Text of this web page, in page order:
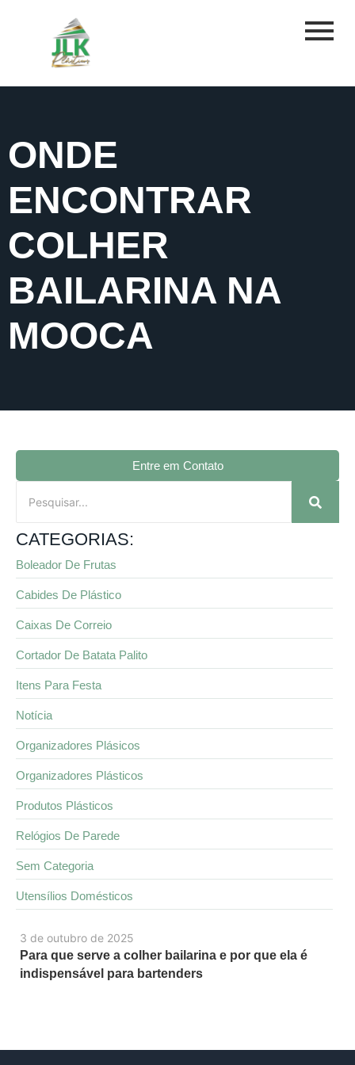
ONDE
ENCONTRAR
COLHER
BAILARINA NA
MOOCA
3 de outubro de 2025
Para que serve a colher bailarina e por que ela é
indispensável para bartenders
Entre em Contato
CATEGORIAS:
Boleador De Frutas
Cabides De Plástico
Caixas De Correio
Cortador De Batata Palito
Itens Para Festa
Notícia
Organizadores Plásicos
Organizadores Plásticos
Produtos Plásticos
Relógios De Parede
Sem Categoria
Utensílios Domésticos